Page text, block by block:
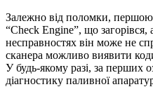
Залежно від поломки,
“Check Engine”, що
несправностях він може не
сканера можливо виявити
У будь-якому разі, за перших
діагностику паливної